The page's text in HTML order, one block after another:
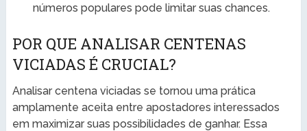
números populares pode limitar suas chances.
POR QUE ANALISAR CENTENAS
VICIADAS É CRUCIAL?
Analisar centena viciadas se tornou uma prática
amplamente aceita entre apostadores interessados
em maximizar suas possibilidades de ganhar. Essa